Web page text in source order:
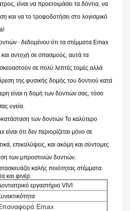
είναι να προετοιμάσει τα δόντια, να
και να το τροφοδοτήσει στο λογισμικό
∙ δεδομένου ότι τα στέμματα Emax
και αντοχή σε σπασμούς, αυτά τα
σε πολύ λεπτές τομές.αλλά
της φυσικής δομής του δοντιού κατά
είναι η δομή των δοντιών σας, τόσο
υγεία.
των δοντιών Το καλύτερο
ότι δεν περιορίζεται μόνο σε
επικαλύψεις, και ακόμη και σύντομες
των μπροστινών δοντιών.
καλής ποιότητας στέμματα
και φινέρ.
εργαστήριο VIVI
Emax